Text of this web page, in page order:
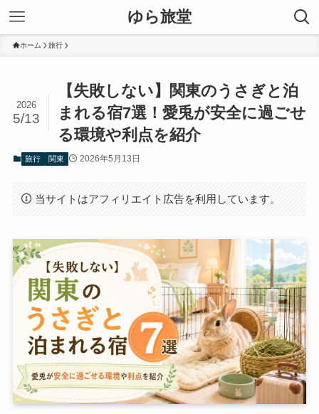
ゆら旅堂
ホーム 旅行
【失敗しない】関東のうさぎと泊
まれる宿7選！愛兎が安全に過ごせ
る環境や利点を紹介
2026
5/13
旅行 関東 2026年5月13日
当サイトはアフィリエイト広告を利用しています。